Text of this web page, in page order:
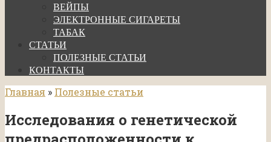
ВЕЙПЫ
ЭЛЕКТРОННЫЕ СИГАРЕТЫ
ТАБАК
СТАТЬИ
ПОЛЕЗНЫЕ СТАТЬИ
КОНТАКТЫ
Главная » Полезные статьи
Исследования о генетической